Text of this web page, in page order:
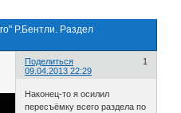
Р.Бентли. Раздел
Поделиться
1
09.04.2013 22:29
Наконец-то я осилил
пересъёмку всего раздела по